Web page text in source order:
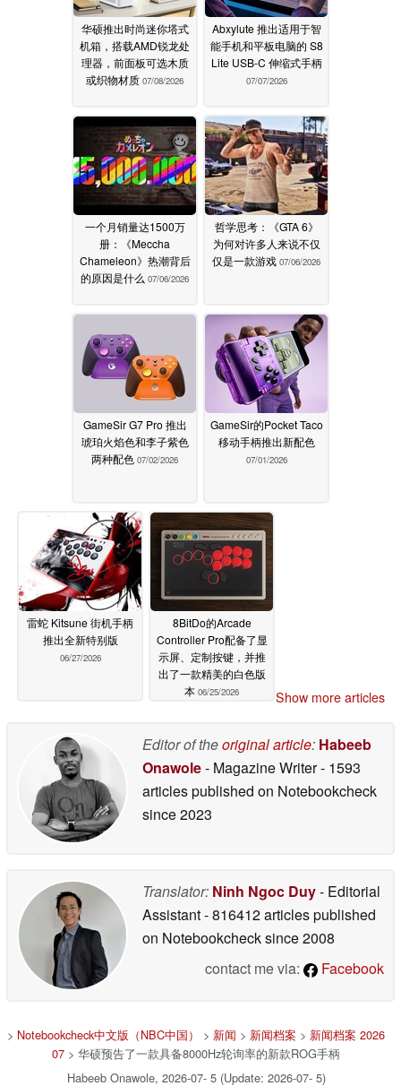
华硕推出时尚迷你塔式
机箱，搭载AMD锐龙处
理器，前面板可选木质
或织物材质 07/08/2026
Abxylute 推出适用于智
能手机和平板电脑的 S8
Lite USB-C 伸缩式手柄
07/07/2026
一个月销量达1500万
册：《Meccha
Chameleon》热潮背后
的原因是什么 07/06/2026
哲学思考：《GTA 6》
为何对许多人来说不仅
仅是一款游戏 07/06/2026
GameSir G7 Pro 推出
琥珀火焰色和李子紫色
两种配色 07/02/2026
GameSir的Pocket Taco
移动手柄推出新配色
07/01/2026
雷蛇 Kitsune 街机手柄
推出全新特别版
06/27/2026
8BitDo的Arcade
Controller Pro配备了显
示屏、定制按键，并推
出了一款精美的白色版
本 06/25/2026 Show more articles
Editor of theoriginal article: Habeeb
Onawole- Magazine Writer- 1593
articles published on Notebookcheck
since 2023
Translator: Ninh Ngoc Duy- Editorial
Assistant- 816412 articles published
on Notebookchecksince 2008
contact me via:
Facebook
> Notebookcheck中文版（NBC中国） > 新闻 > 新闻档案 > 新闻档案 2026
07 > 华硕预告了一款具备8000Hz轮询率的新款ROG手柄
Habeeb Onawole, 2026-07- 5 (Update: 2026-07- 5)